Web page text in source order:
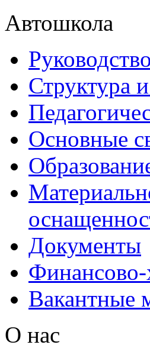
Автошкола
Руководство
Структура
Основные
Документы
Финансово-
Вакантные
О нас